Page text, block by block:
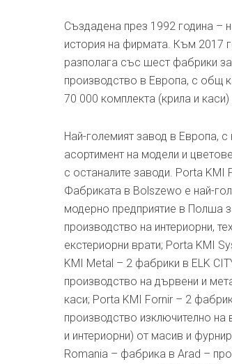
Създадена през 1992 година –
история на фирмата. Към 2017
разполага със шест фабрики за
производство в Европа, с общ
70 000 комплекта (крила и
Най-големият завод в Европа, с
асортимент на модели и
с останалите заводи. Porta KMI
Фабриката в Bolszewo е най-
модерно предприятие в Полша
производство на интериорни,
екстериорни врати; Porta KMI
KMI Metal – 2 фабрики в ELK
производство на дървени и
каси; Porta KMI Fornir – 2
производство изключително на
и интериорни) от масив и
Romania – фабрика в Arad –